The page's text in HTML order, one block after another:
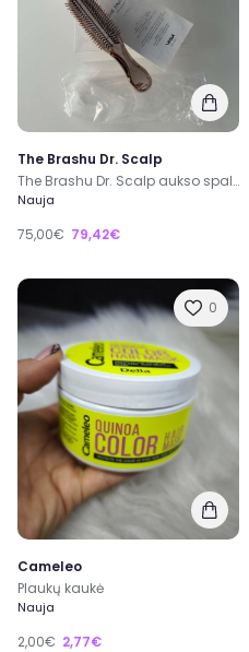
The Brashu Dr. Scalp
The Brashu Dr. Scalp aukso spalvos sepetys plaukams
Nauja
75,00€ 79,42€
0
Cameleo
Plaukų kaukė
Nauja
2,00€ 2,77€